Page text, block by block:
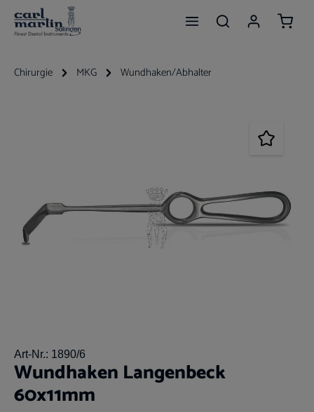
Zum Hauptinhalt springen
Chirurgie MKG Wundhaken/Abhalter
Art-Nr.: 1890/6
Wundhaken Langenbeck
60x11mm